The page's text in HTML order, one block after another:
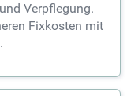
Verpflegung.
Fixkosten mit